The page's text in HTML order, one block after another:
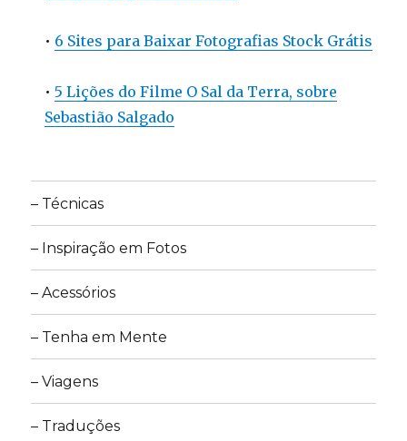
• 6 Sites para Baixar Fotografias Stock Grátis
•5 Lições do Filme O Sal da Terra, sobre
Sebastião Salgado
– Técnicas
– Inspiração em Fotos
– Acessórios
– Tenha em Mente
– Viagens
– Traduções